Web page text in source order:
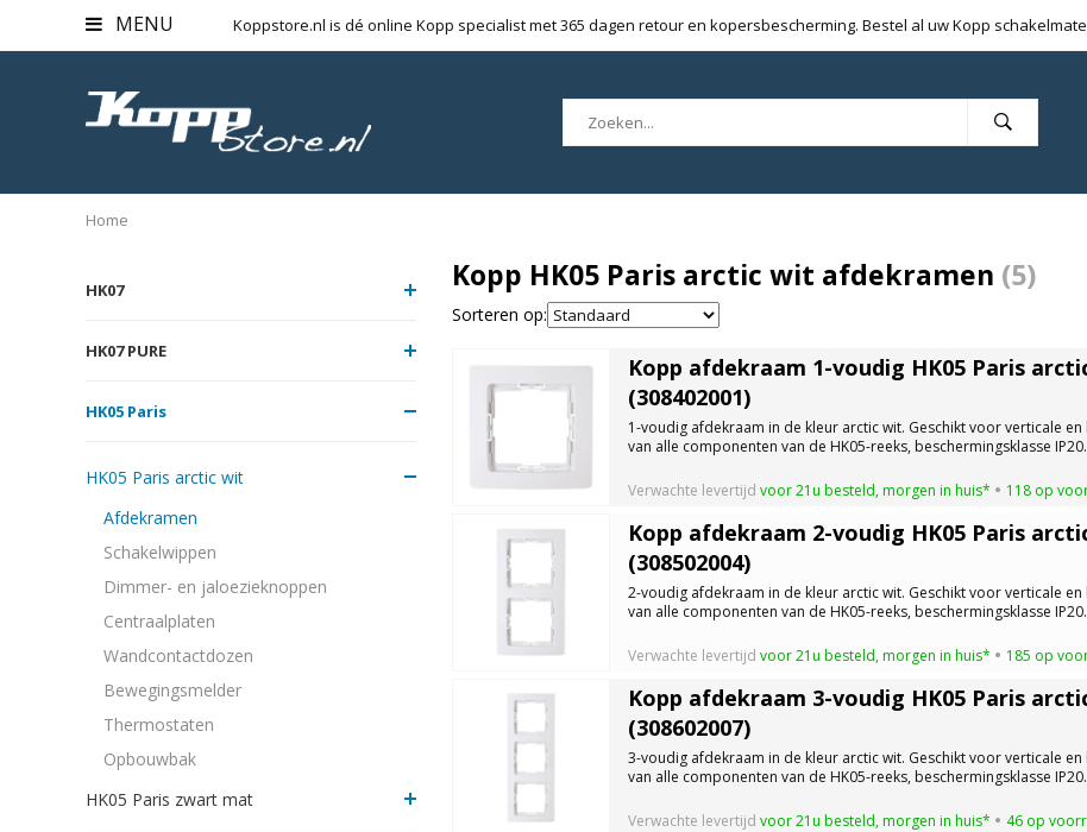
MENU Koppstore.nl is dé online Kopp specialist met 365 dagen retour en kopersbescherming. Bestel al uw Kopp
Home
HK07
HK07 PURE
HK05 Paris
HK05 Paris arctic wit
Afdekramen
Schakelwippen
Dimmer- en jaloezieknoppen
Centraalplaten
Wandcontactdozen
Bewegingsmelder
Thermostaten
Opbouwbak
HK05 Paris zwart mat
Kopp HK05 Paris arctic wit afdekramen (5)
Sorteren op:
Kopp afdekraam 1-voudig HK05 Paris
(308402001)
1-voudig afdekraam in de kleur arctic wit. Geschikt voor verticale
van alle componenten van de HK05-reeks, beschermingsklasse IP20.
Verwachte levertijd voor 21u besteld, morgen in huis* 118 op
Kopp afdekraam 2-voudig HK05 Paris
(308502004)
2-voudig afdekraam in de kleur arctic wit. Geschikt voor verticale
van alle componenten van de HK05-reeks, beschermingsklasse IP20.
Verwachte levertijd voor 21u besteld, morgen in huis* 185 op
Kopp afdekraam 3-voudig HK05 Paris
(308602007)
3-voudig afdekraam in de kleur arctic wit. Geschikt voor verticale
van alle componenten van de HK05-reeks, beschermingsklasse IP20.
Verwachte levertijd voor 21u besteld, morgen in huis* 46 op